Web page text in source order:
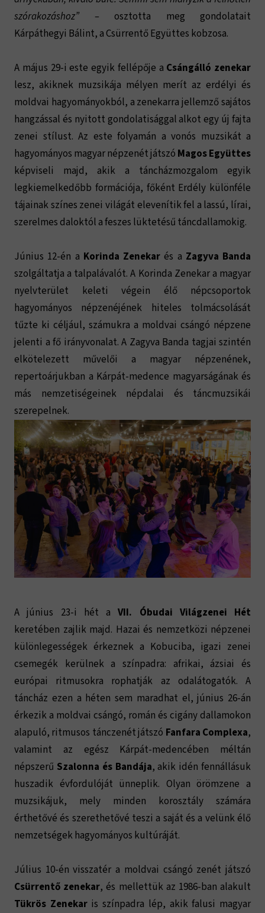
szórakozáshoz” – osztotta meg gondolatait
Kárpáthegyi Bálint, a Csürrentő Együttes kobzosa.
A május 29-i este egyik fellépője a Csángálló zenekar
lesz, akiknek muzsikája mélyen merít az erdélyi és
moldvai hagyományokból, a zenekarra jellemző sajátos
hangzással és nyitott gondolatisággal alkot egy új fajta
zenei stílust. Az este folyamán a vonós muzsikát a
hagyományos magyar népzenét játszó Magos Együttes
képviseli majd, akik a táncházmozgalom egyik
legkiemelkedőbb formációja, főként Erdély különféle
tájainak színes zenei világát elevenítik fel a lassú, lírai,
szerelmes daloktól a feszes lüktetésű táncdallamokig.
Június 12-én a Korinda Zenekar és a Zagyva Banda
szolgáltatja a talpalávalót. A Korinda Zenekar a magyar
nyelvterület keleti végein élő népcsoportok
hagyományos népzenéjének hiteles tolmácsolását
tűzte ki céljául, számukra a moldvai csángó népzene
jelenti a fő irányvonalat. A Zagyva Banda tagjai szintén
elkötelezett művelői a magyar népzenének,
repertoárjukban a Kárpát-medence magyarságának és
más nemzetiségeinek népdalai és táncmuzsikái
szerepelnek.
A június 23-i hét aVII. Óbudai Világzenei Hét
keretében zajlik majd. Hazai és nemzetközi népzenei
különlegességek érkeznek a Kobuciba, igazi zenei
csemegék kerülnek a színpadra: afrikai, ázsiai és
európai ritmusokra rophatják az odalátogatók. A
táncház ezen a héten sem maradhat el, június 26-án
érkezik a moldvai csángó, román és cigány dallamokon
alapuló, ritmusos tánczenét játszó Fanfara Complexa,
valamint az egész Kárpát-medencében méltán
népszerű Szalonna és Bandája, akik idén fennállásuk
huszadik évfordulóját ünneplik. Olyan örömzene a
muzsikájuk, mely minden korosztály számára
érthetővé és szerethetővé teszi a saját és a velünk élő
nemzetségek hagyományos kultúráját.
Július 10-én visszatér a moldvai csángó zenét játszó
Csürrentő zenekar, és mellettük az 1986-ban alakult
Tükrös Zenekaris színpadra lép, akik falusi magyar